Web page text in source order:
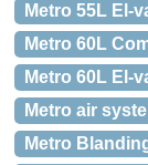
Metro 55L El-
Metro 60L
Metro 60L El-
Metro air
Metro